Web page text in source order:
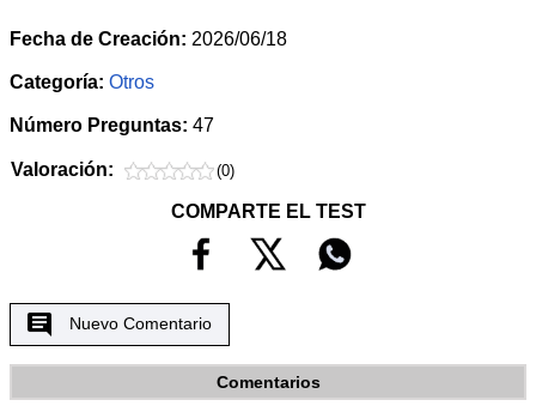
Fecha de Creación: 2026/06/18
Categoría: Otros
Número Preguntas: 47
Valoración: (0)
COMPARTE EL TEST
Nuevo Comentario
Comentarios